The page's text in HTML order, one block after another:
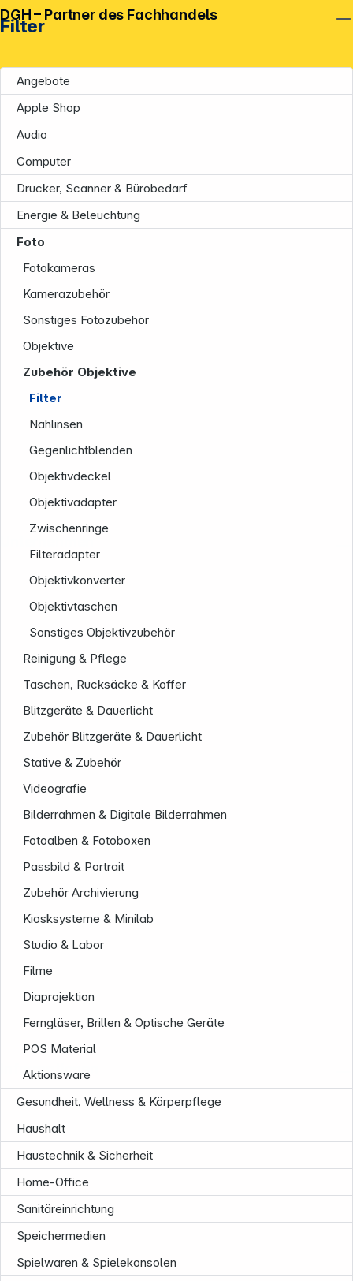
Filter
Angebote
Apple Shop
Audio
Computer
Drucker, Scanner & Bürobedarf
Energie & Beleuchtung
Foto
Fotokameras
Kamerazubehör
Sonstiges Fotozubehör
Objektive
Zubehör Objektive
Filter
Nahlinsen
Gegenlichtblenden
Objektivdeckel
Objektivadapter
Zwischenringe
Filteradapter
Objektivkonverter
Objektivtaschen
Sonstiges Objektivzubehör
Reinigung & Pflege
Taschen, Rucksäcke & Koffer
Blitzgeräte & Dauerlicht
Zubehör Blitzgeräte & Dauerlicht
Stative & Zubehör
Videografie
Bilderrahmen & Digitale Bilderrahmen
Fotoalben & Fotoboxen
Passbild & Portrait
Zubehör Archivierung
Kiosksysteme & Minilab
Studio & Labor
Filme
Diaprojektion
Ferngläser, Brillen & Optische Geräte
POS Material
Aktionsware
Gesundheit, Wellness & Körperpflege
Haushalt
Haustechnik & Sicherheit
Home-Office
Sanitäreinrichtung
Speichermedien
Spielwaren & Spielekonsolen
DGH – Partner des Fachhandels
Informationen